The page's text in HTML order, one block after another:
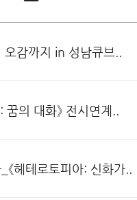
감까지 in 성남큐브..
의 대화》 전시연계..
헤테로토피아: 신화가..